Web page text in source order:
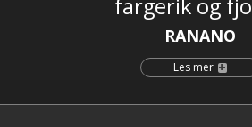
fargerik og
RANANO
Les mer +